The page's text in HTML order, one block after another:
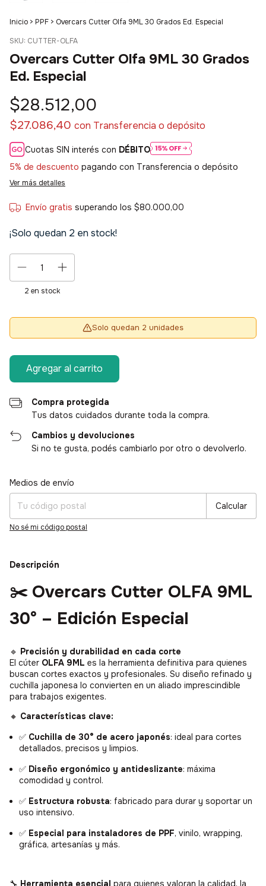
Inicio > PPF > Overcars Cutter Olfa 9ML 30 Grados Ed. Especial
SKU: CUTTER-OLFA
Overcars Cutter Olfa 9ML 30 Grados
Ed. Especial
$28.512,00
$27.086,40 con Transferencia o depósito
Cuotas SIN interés con DÉBITO
5% de descuento pagando con Transferencia o depósito
Ver más detalles
Envío gratis superando los $80.000,00
¡Solo quedan 2 en stock!
2 en stock
Solo quedan 2 unidades
Compra protegida
Tus datos cuidados durante toda la compra.
Cambios y devoluciones
Si no te gusta, podés cambiarlo por otro o devolverlo.
Entregas para el CP:
Medios de envío
Calcular
No sé mi código postal
Descripción
✂️ Overcars Cutter OLFA 9ML
30° – Edición Especial
🔹 Precisión y durabilidad en cada corte
El cúter OLFA 9ML es la herramienta definitiva para quienes
buscan cortes exactos y profesionales. Su diseño refinado y
cuchilla japonesa lo convierten en un aliado imprescindible
para trabajos exigentes.
🔸 Características clave:
✅ Cuchilla de 30° de acero japonés: ideal para cortes
detallados, precisos y limpios.
✅ Diseño ergonómico y antideslizante: máxima
comodidad y control.
✅ Estructura robusta: fabricado para durar y soportar un
uso intensivo.
✅ Especial para instaladores de PPF, vinilo, wrapping,
gráfica, artesanías y más.
🔧 Herramienta esencial para quienes valoran la calidad, la